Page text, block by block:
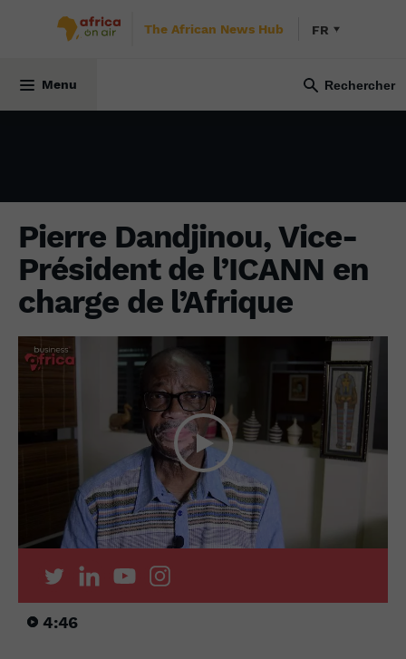
The African News Hub FR
Menu
Pierre Dandjinou, Vice-
Président de l’ICANN en
charge de l’Afrique
4:46